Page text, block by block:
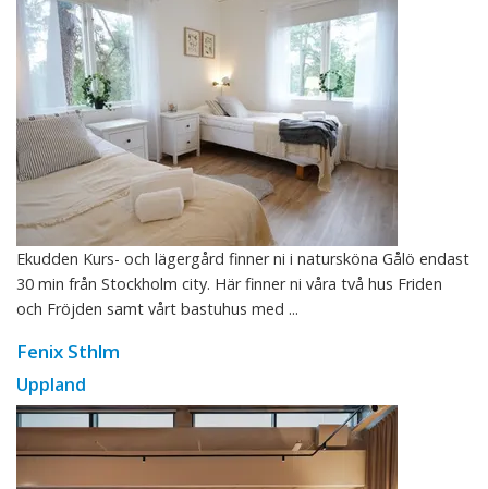
Ekudden Kurs- och lägergård finner ni i natursköna Gålö endast
30 min från Stockholm city. Här finner ni våra två hus Friden
och Fröjden samt vårt bastuhus med ...
Fenix Sthlm
Uppland